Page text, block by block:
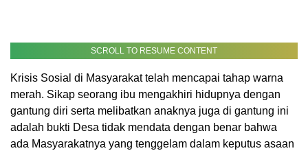
SCROLL TO RESUME CONTENT
Krisis Sosial di Masyarakat telah mencapai tahap warna
merah. Sikap seorang ibu mengakhiri hidupnya dengan
gantung diri serta melibatkan anaknya juga di gantung ini
adalah bukti Desa tidak mendata dengan benar bahwa
ada Masyarakatnya yang tenggelam dalam keputus asaan